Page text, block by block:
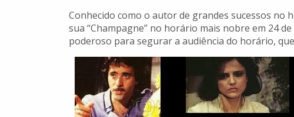
Conhecido como o autor de grandes sucessos no
sua “Champagne” no horário mais nobre em 24
poderoso para segurar a audiência do horário,